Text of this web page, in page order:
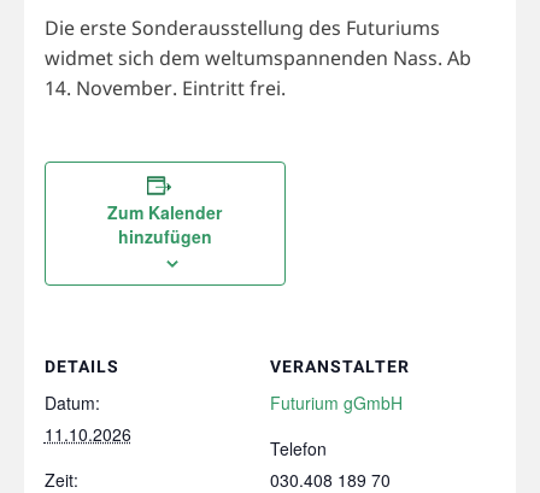
Die erste Sonderausstellung des Futuriums
widmet sich dem weltumspannenden Nass. Ab
14. November. Eintritt frei.
Zum Kalender
hinzufügen
DETAILS
Datum:
11.10.2026
Zeit:
VERANSTALTER
Futurium gGmbH
Telefon
030.408 189 70